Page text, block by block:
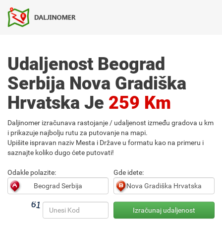
Udaljenost Beograd
Serbija Nova Gradiška
Hrvatska Je 259 Km
Daljinomer izračunava rastojanje / udaljenost između gradova u km
i prikazuje najbolju rutu za putovanje na mapi.
Upišite ispravan naziv Mesta i Države u formatu kao na primeru i
saznajte koliko dugo ćete putovati!
Odakle polazite: Gde idete: